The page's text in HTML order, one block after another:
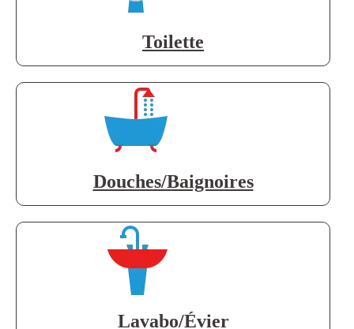
Toilette
Douches/Baignoires
Lavabo/Évier